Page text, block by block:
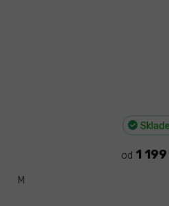
od 1
M